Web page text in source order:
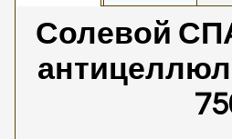
Солевой